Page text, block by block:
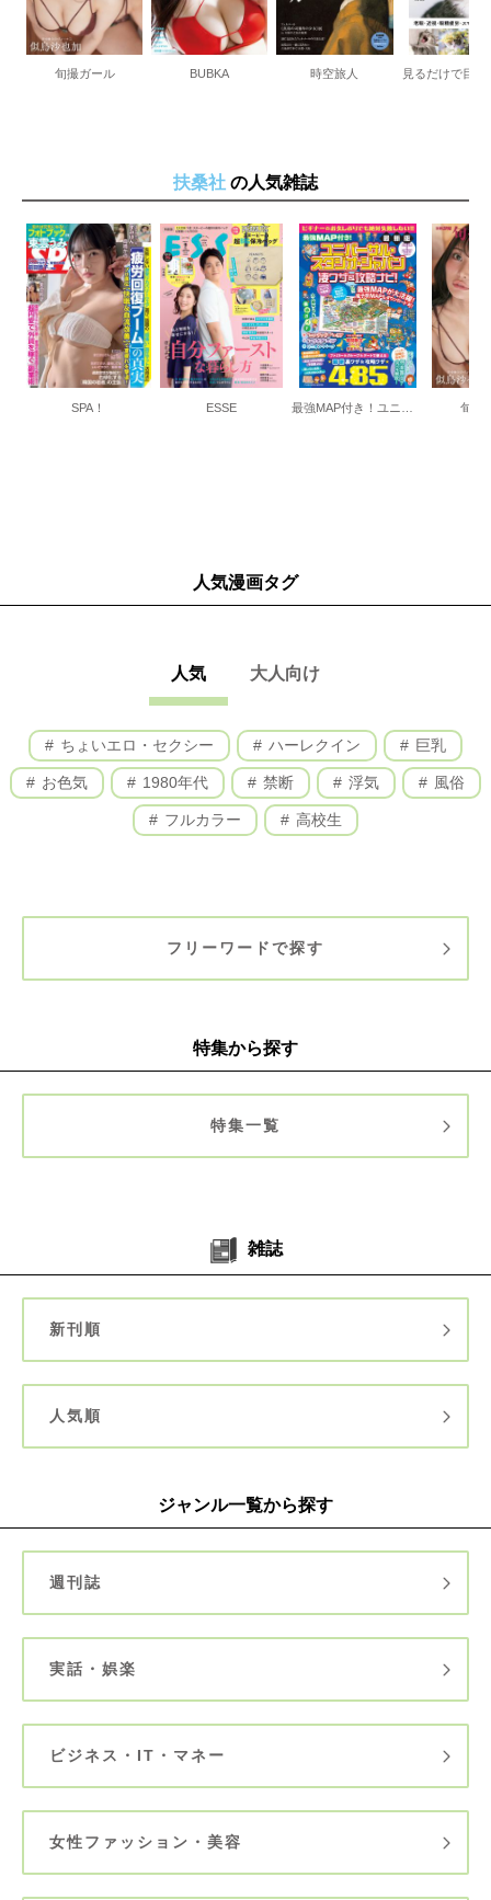
旬撮ガール BUBKA 時空旅人
扶桑社 の人気雑誌
SPA！ ESSE 旬撮
人気漫画タグ
人気 大人向け
ちょいエロ・セクシー ハーレクイン 巨乳
お色気 1980年代 禁断 浮気 風俗
フルカラー 高校生
フリーワードで探す
特集から探す
特集一覧
雑誌
新刊順
人気順
ジャンル一覧から探す
週刊誌
実話・娯楽
ビジネス・IT・マネー
女性ファッション・美容